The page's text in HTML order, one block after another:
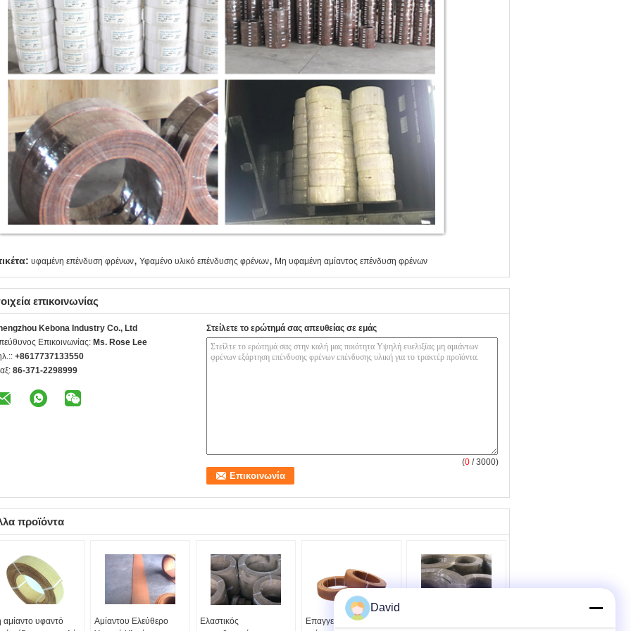
υφαμένη επένδυση φρένων, Υφαμένο υλικό επένδυσης φρένων, Μη υφαμένη αμίαντος επένδυση φρένων
επικοινωνίας
Kebona Industry Co., Ltd
Επικοινωνίας: Ms. Rose Lee
+8617737133550
86-371-2298999
Στείλετε το ερώτημά σας απευθείας σε εμάς
(0 / 3000)
προϊόντα
υφαντό
Αμίαντου Ελεύθερο
Ελαστικός
Επαγγελματική μη
David